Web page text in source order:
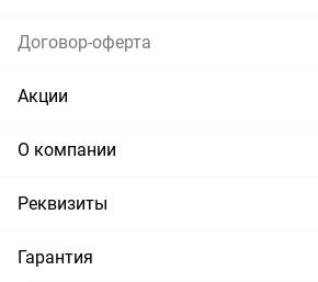
Договор-оферта
Акции
О компании
Реквизиты
Гарантия